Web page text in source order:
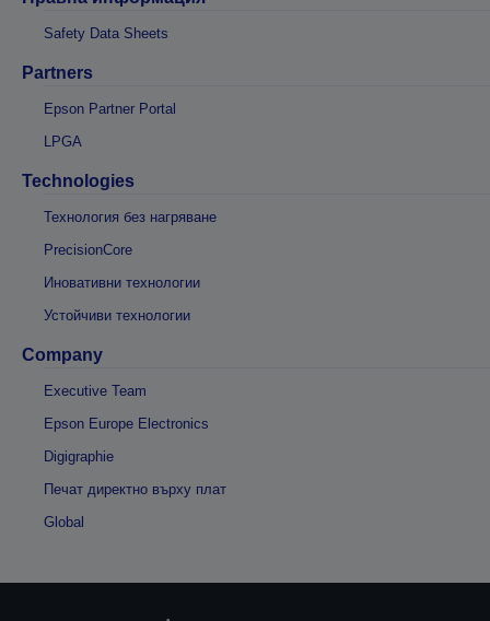
Safety Data Sheets
Partners
Epson Partner Portal
LPGA
Technologies
Технология без нагряване
PrecisionCore
Иновативни технологии
Устойчиви технологии
Company
Executive Team
Epson Europe Electronics
Digigraphie
Печат директно върху плат
Global